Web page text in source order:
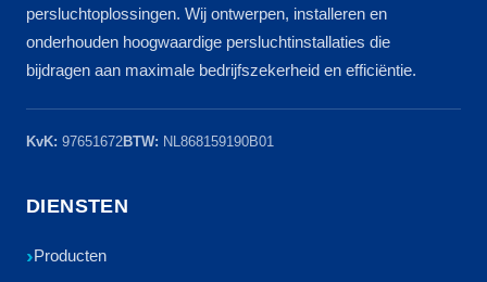
persluchtoplossingen. Wij ontwerpen, installeren en
onderhouden hoogwaardige persluchtinstallaties die
bijdragen aan maximale bedrijfszekerheid en efficiëntie.
KvK: 97651672BTW: NL868159190B01
DIENSTEN
Producten